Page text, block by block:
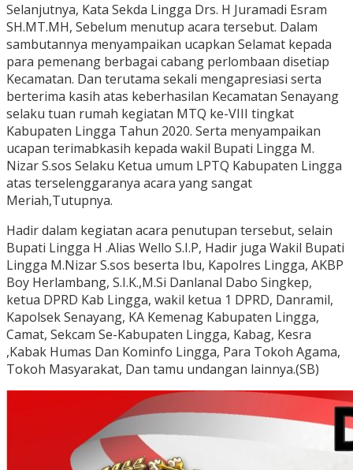
Selanjutnya, Kata Sekda Lingga Drs. H Juramadi Esram
SH.MT.MH, Sebelum menutup acara tersebut. Dalam
sambutannya menyampaikan ucapkan Selamat kepada
para pemenang berbagai cabang perlombaan disetiap
Kecamatan. Dan terutama sekali mengapresiasi serta
berterima kasih atas keberhasilan Kecamatan Senayang
selaku tuan rumah kegiatan MTQ ke-VIII tingkat
Kabupaten Lingga Tahun 2020. Serta menyampaikan
ucapan terimabkasih kepada wakil Bupati Lingga M.
Nizar S.sos Selaku Ketua umum LPTQ Kabupaten Lingga
atas terselenggaranya acara yang sangat
Meriah,Tutupnya.
Hadir dalam kegiatan acara penutupan tersebut, selain
Bupati Lingga H .Alias Wello S.I.P, Hadir juga Wakil Bupati
Lingga M.Nizar S.sos beserta Ibu, Kapolres Lingga, AKBP
Boy Herlambang, S.I.K.,M.Si Danlanal Dabo Singkep,
ketua DPRD Kab Lingga, wakil ketua 1 DPRD, Danramil,
Kapolsek Senayang, KA Kemenag Kabupaten Lingga,
Camat, Sekcam Se-Kabupaten Lingga, Kabag, Kesra
,Kabak Humas Dan Kominfo Lingga, Para Tokoh Agama,
Tokoh Masyarakat, Dan tamu undangan lainnya.(SB)